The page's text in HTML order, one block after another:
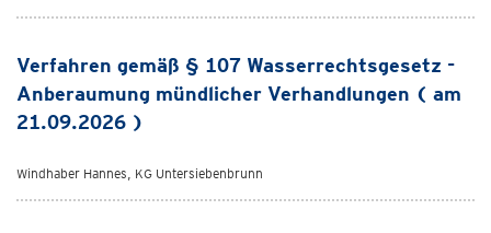
Verfahren gemäß § 107 Wasserrechtsgesetz -
Anberaumung mündlicher Verhandlungen ( am
21.09.2026 )
Windhaber Hannes, KG Untersiebenbrunn